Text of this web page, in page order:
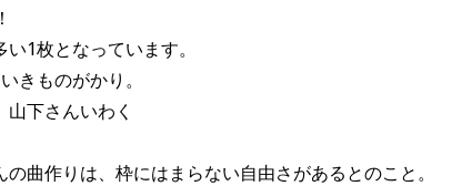
1枚となっています。
きものがかり。
下さんいわく
曲作りは、枠にはまらない自由さがあるとのこと。